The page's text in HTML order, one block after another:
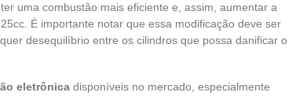
uma combustão mais eficiente e, assim, aumentar a
É importante notar que essa modificação deve ser
desequilíbrio entre os cilindros que possa danificar o
eletrônica disponíveis no mercado, especialmente